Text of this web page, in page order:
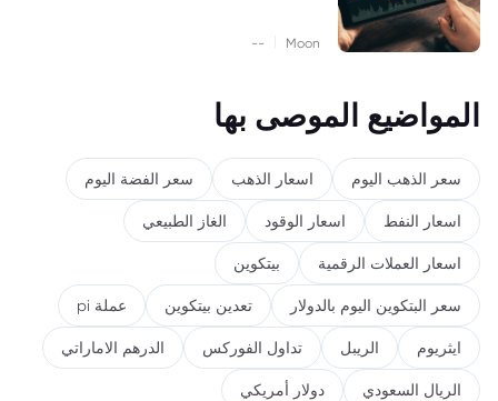
Moon
--
المواضيع الموصى بها
سعر الذهب اليوم اسعار الذهب سعر الفضة اليوم
اسعار النفط اسعار الوقود الغاز الطبيعي
اسعار العملات الرقمية بيتكوين
سعر البتكوين اليوم بالدولار تعدين بيتكوين عملة pi
ايثريوم الريبل تداول الفوركس الدرهم الاماراتي
الريال السعودي دولار أمريكي